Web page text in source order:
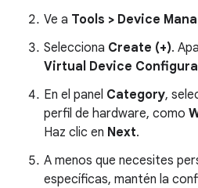
Ve a Tools > Device
Selecciona Create (+).
Virtual Device
En el panel Category,
perfil de hardware, como
Haz clic en Next.
A menos que necesites
específicas, mantén la